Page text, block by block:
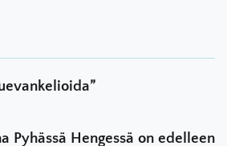
Pyhässä Hengessä on edelleen